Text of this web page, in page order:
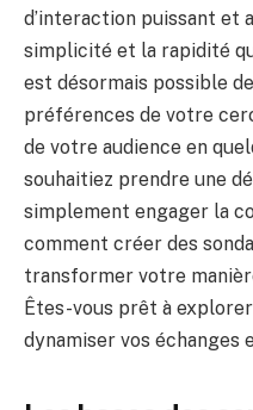
d’interaction puissant et
simplicité et la rapidité
est désormais possible
préférences de votre
de votre audience en
souhaitiez prendre une
simplement engager la
comment créer des
transformer votre
Êtes-vous prêt à
dynamiser vos échanges